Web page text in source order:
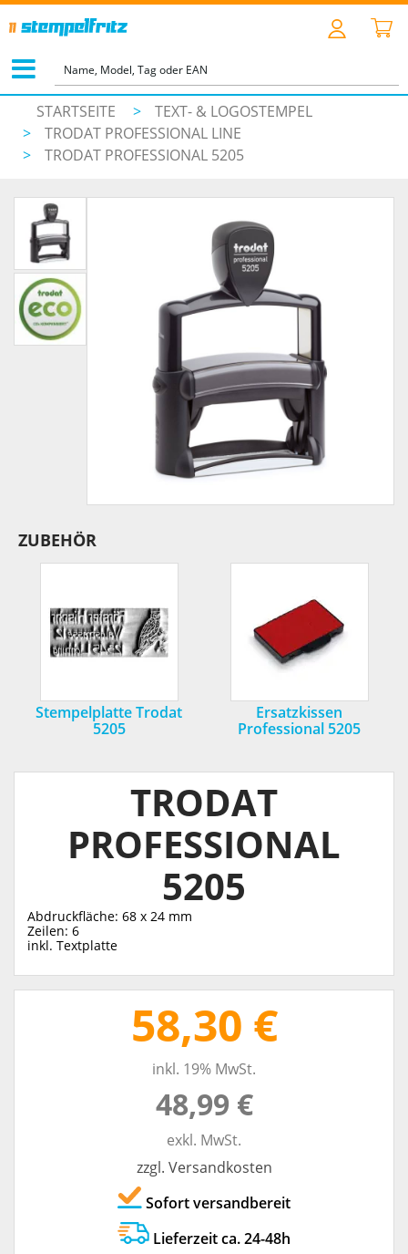
STARTSEITE >
TEXT- & LOGOSTEMPEL
>
TRODAT PROFESSIONAL LINE
>
TRODAT PROFESSIONAL 5205
ZUBEHÖR
Stempelplatte Trodat
5205
Ersatzkissen
Professional 5205
TRODAT
PROFESSIONAL
5205
Abdruckfläche: 68 x 24 mm
Zeilen: 6
inkl. Textplatte
58,30 €
inkl. 19% MwSt.
48,99 €
exkl. MwSt.
zzgl. Versandkosten
Sofort versandbereit
Lieferzeit ca. 24-48h